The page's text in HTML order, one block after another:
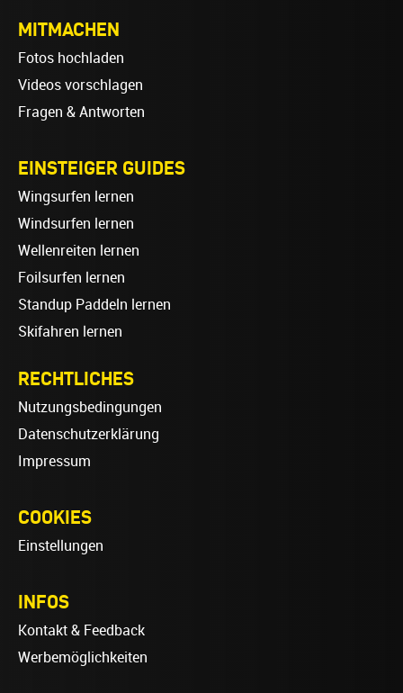
MITMACHEN
Fotos hochladen
Videos vorschlagen
Fragen & Antworten
EINSTEIGER GUIDES
Wingsurfen lernen
Windsurfen lernen
Wellenreiten lernen
Foilsurfen lernen
Standup Paddeln lernen
Skifahren lernen
RECHTLICHES
Nutzungsbedingungen
Datenschutzerklärung
Impressum
COOKIES
Einstellungen
INFOS
Kontakt & Feedback
Werbemöglichkeiten